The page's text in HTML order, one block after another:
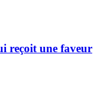
reçoit une faveur